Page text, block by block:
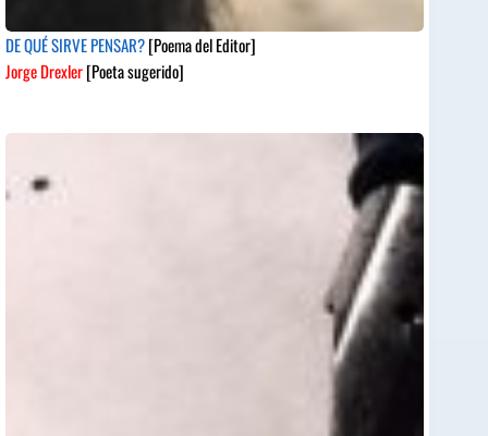
DE QUÉ SIRVE PENSAR?[Poema del Editor]
Jorge Drexler[Poeta sugerido]